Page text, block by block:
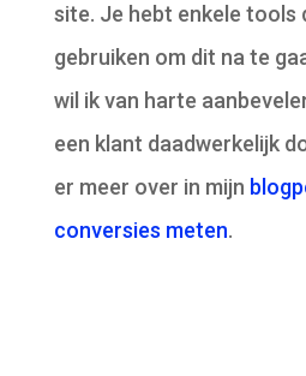
site. Je hebt enkele tools
gebruiken om dit na te
wil ik van harte
een klant daadwerkelijk
er meer over in mijn
conversies meten.